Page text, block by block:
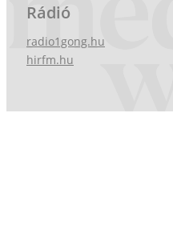
Rádió
radio1gong.hu
hirfm.hu